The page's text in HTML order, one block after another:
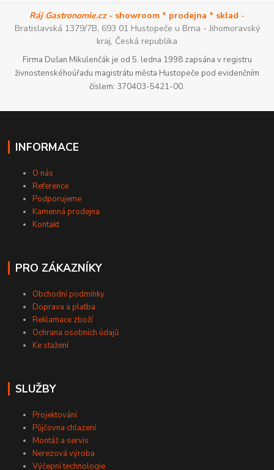
Ráj Gastronomie.cz- showroom * prodejna * sklad -
Bratislavská 1379/7B, 693 01 Hustopeče u Brna - Jihomoravský
kraj, Česká republika
Firma Dušan Mikulenčák je od 5. ledna 1998 zapsána v registru
živnostenskéhoúřadu magistrátu města Hustopeče pod evidenčním
číslem: 370403-5421-00.
INFORMACE
O nás
Reference
Podporujeme
Kamenná prodejna
Kontakt
PRO ZÁKAZNÍKY
Obchodní podmínky
Doprava a platba
Reklamace zboží
Ochrana osobních údajů
Ke stažení
SLUŽBY
Projektování
Půjčovna chlazení
Montáž a servis
Nerezová výroba
Výčepní technologie